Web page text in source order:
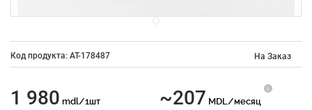
Код продукта: AT-178487 На Заказ
1 980 mdl/1шт ~207 MDL/месяц